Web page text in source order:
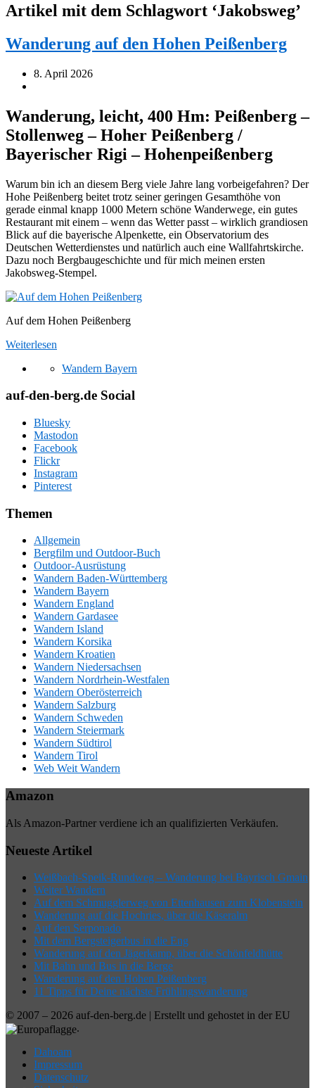
Artikel mit dem Schlagwort ‘Jakobsweg’
Wanderung auf den Hohen Peißenberg
8. April 2026
Wanderung, leicht, 400 Hm: Peißenberg –
Stollenweg – Hoher Peißenberg /
Bayerischer Rigi – Hohenpeißenberg
Warum bin ich an diesem Berg viele Jahre lang vorbeigefahren? Der
Hohe Peißenberg beitet trotz seiner geringen Gesamthöhe von
gerade einmal knapp 1000 Metern schöne Wanderwege, ein gutes
Restaurant mit einem – wenn das Wetter passt – wirklich grandiosen
Blick auf die bayerische Alpenkette, ein Observatorium des
Deutschen Wetterdienstes und natürlich auch eine Wallfahrtskirche.
Dazu noch Bergbaugeschichte und für mich meinen ersten
Jakobsweg-Stempel.
Auf dem Hohen Peißenberg
Weiterlesen
Wandern Bayern
auf-den-berg.de Social
Bluesky
Mastodon
Facebook
Flickr
Instagram
Pinterest
Themen
Allgemein
Bergfilm und Outdoor-Buch
Outdoor-Ausrüstung
Wandern Baden-Württemberg
Wandern Bayern
Wandern England
Wandern Gardasee
Wandern Island
Wandern Korsika
Wandern Kroatien
Wandern Niedersachsen
Wandern Nordrhein-Westfalen
Wandern Oberösterreich
Wandern Salzburg
Wandern Schweden
Wandern Steiermark
Wandern Südtirol
Wandern Tirol
Web Weit Wandern
Amazon
Als Amazon-Partner verdiene ich an qualifizierten Verkäufen.
Neueste Artikel
Weißbach-Speik-Rundweg – Wanderung bei Bayrisch Gmain
Weiter Wandern
Auf dem Schmugglerweg von Ettenhausen zum Klobenstein
Wanderung auf die Hochries, über die Käseralm
Auf den Serponado
Mit dem Bergsteigerbus in die Eng
Wanderung auf den Jägerkamp, über die Schönfeldhütte
Mit Bahn und Bus in die Berge
Wanderung auf den Hohen Peißenberg
11 Tipps für Deine nächste Frühlingswanderung
© 2007 – 2026 auf-den-berg.de | Erstellt und gehostet in der EU
.
Dahoam
Impressum
Datenschutz